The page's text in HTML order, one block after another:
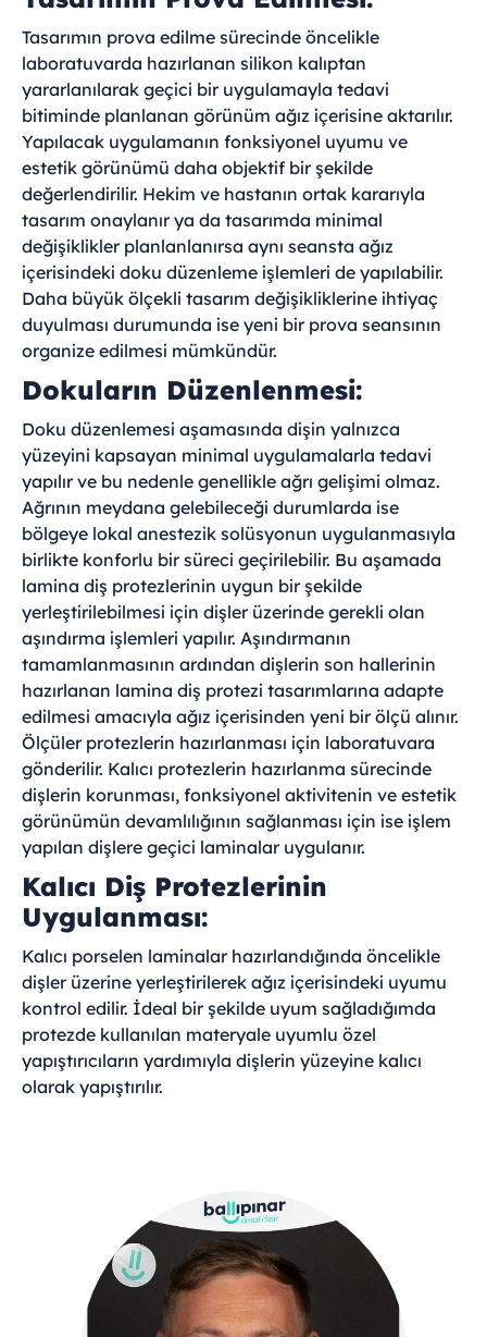
Tasarımın prova edilme sürecinde öncelikle
laboratuvarda hazırlanan silikon kalıptan
yararlanılarak geçici bir uygulamayla tedavi
bitiminde planlanan görünüm ağız içerisine aktarılır.
Yapılacak uygulamanın fonksiyonel uyumu ve
estetik görünümü daha objektif bir şekilde
değerlendirilir. Hekim ve hastanın ortak kararıyla
tasarım onaylanır ya da tasarımda minimal
değişiklikler planlanlanırsa aynı seansta ağız
içerisindeki doku düzenleme işlemleri de yapılabilir.
Daha büyük ölçekli tasarım değişikliklerine ihtiyaç
duyulması durumunda ise yeni bir prova seansının
organize edilmesi mümkündür.
Dokuların Düzenlenmesi:
Doku düzenlemesi aşamasında dişin yalnızca
yüzeyini kapsayan minimal uygulamalarla tedavi
yapılır ve bu nedenle genellikle ağrı gelişimi olmaz.
Ağrının meydana gelebileceği durumlarda ise
bölgeye lokal anestezik solüsyonun uygulanmasıyla
birlikte konforlu bir süreci geçirilebilir. Bu aşamada
lamina diş protezlerinin uygun bir şekilde
yerleştirilebilmesi için dişler üzerinde gerekli olan
aşındırma işlemleri yapılır. Aşındırmanın
tamamlanmasının ardından dişlerin son hallerinin
hazırlanan lamina diş protezi tasarımlarına adapte
edilmesi amacıyla ağız içerisinden yeni bir ölçü alınır.
Ölçüler protezlerin hazırlanması için laboratuvara
gönderilir. Kalıcı protezlerin hazırlanma sürecinde
dişlerin korunması, fonksiyonel aktivitenin ve estetik
görünümün devamlılığının sağlanması için ise işlem
yapılan dişlere geçici laminalar uygulanır.
Kalıcı Diş Protezlerinin
Uygulanması:
Kalıcı porselen laminalar hazırlandığında öncelikle
dişler üzerine yerleştirilerek ağız içerisindeki uyumu
kontrol edilir. İdeal bir şekilde uyum sağladığımda
protezde kullanılan materyale uyumlu özel
yapıştırıcıların yardımıyla dişlerin yüzeyine kalıcı
olarak yapıştırılır.